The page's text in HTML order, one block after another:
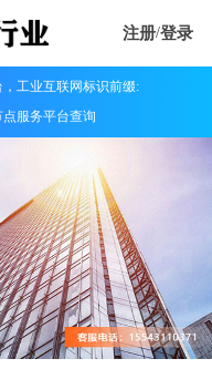
注册/登录
工业互联网标识前缀:
点服务平台查询